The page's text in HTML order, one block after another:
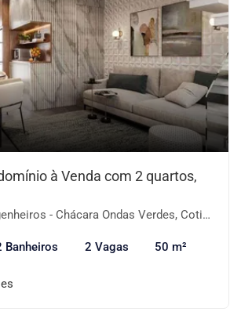
à Venda com 2 quartos,
- Chácara Ondas Verdes, Cotia-SP
Banheiros 2 Vagas 50 m²